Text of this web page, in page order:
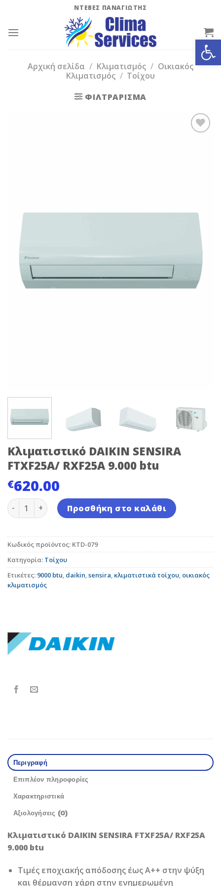
content
ΝΤΕΒΕΣ ΠΑΝΑΓΙΩΤΗΣ
Αρχική σελίδα / Κλιματισμός / Οικιακός
Κλιματισμός / Τοίχου
ΦΙΛΤΡΆΡΙΣΜΑ
Κλιματιστικό DAIKIN SENSIRA
FTXF25A/ RXF25A 9.000 btu
€620.00
Κλιματιστικό DAIKIN SENSIRA FTXF25A/ RXF25A 9.000
Προσθήκη στο καλάθι
Κωδικός προϊόντος: KTD-079
Κατηγορία: Τοίχου
Ετικέτες: 9000 btu, daikin,sensira, κλιματιστικά τοίχου, οικιακός
κλιματισμός
Περιγραφή
Επιπλέον πληροφορίες
Χαρακτηριστικά
Αξιολογήσεις (0)
Κλιματιστικό DAIKIN SENSIRA FTXF25A/ RXF25A
9.000 btu
Τιμές εποχιακής απόδοσης έως A++ στην ψύξη
και θέρμανση χάρη στην ενημερωμένη